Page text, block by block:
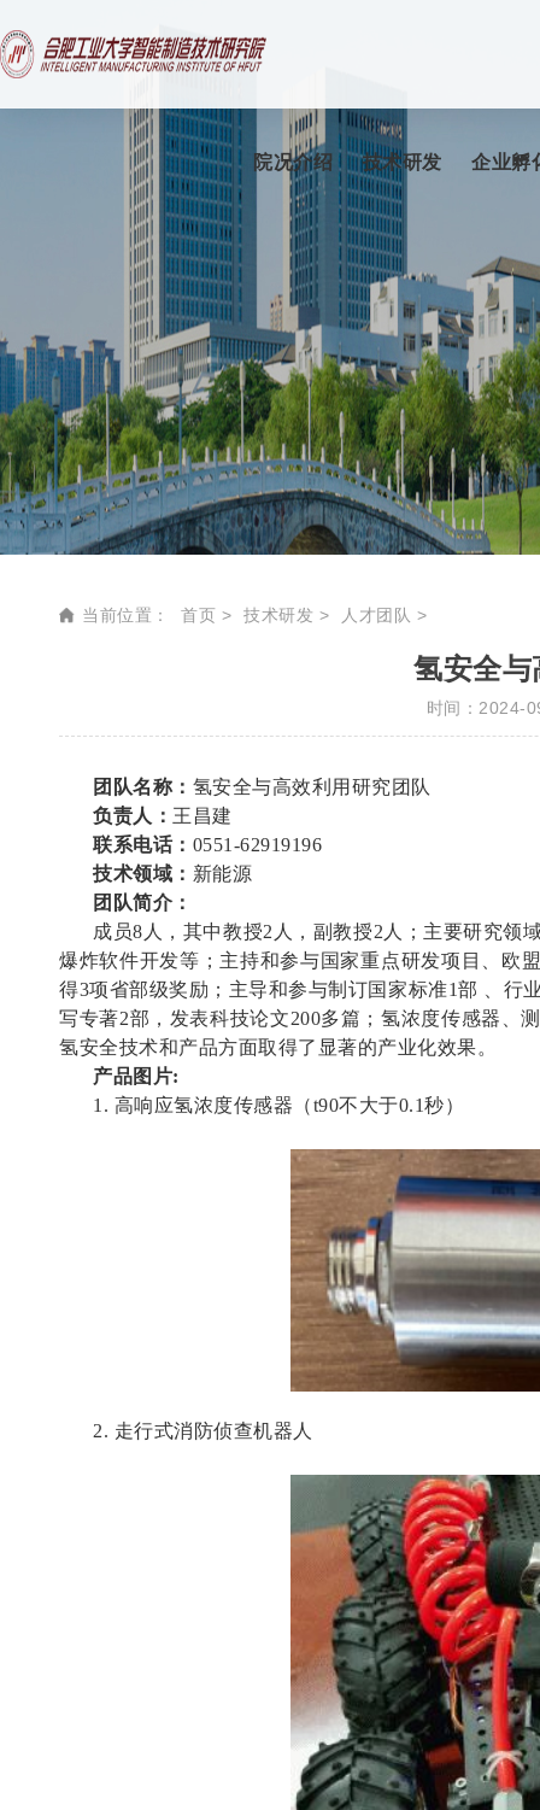
院况介绍 技术研发 企业孵
当前位置： 首页 技术研发 人才团队
氢安全与
时间：2024-
团队名称： 氢安全与高效利用研究团队
负责人： 王昌建
联系电话： 0551-62919196
技术领域： 新能源
团队简介：
成员8人，其中教授2人，副教授2人；主要研究领
爆炸软件开发等；主持和参与国家重点研发项目、欧
得3项省部级奖励；主导和参与制 订国家标准1部 、行
写专著2部，发表科技论文200多篇；氢浓度传感器、
氢安全技术和产品方面取得了显著的产业化效果。
产品图片:
1. 高响应氢浓度传感器（t90不大于0.1秒）
2. 走行式消防侦查机器人